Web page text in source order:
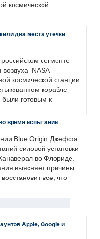
космической
два места утечки
сегменте
NASA
космической станции
корабле
готовым к
время испытаний
Blue Origin Джеффа
силовой установки
во Флориде.
выясняет причины
все, что
Apple, Google и